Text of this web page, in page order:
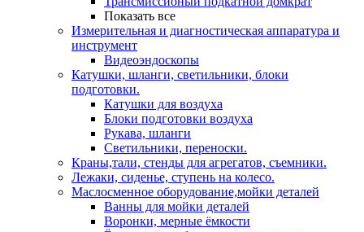
Показать все
Измерительная и диагностическая аппаратура и
инструмент
Видеоэндоскопы
Катушки, шланги, светильники, блоки
подготовки.
Катушки для воздуха
Блоки подготовки воздуха
Рукава, шланги
Светильники, переноски.
Краны,тали, стенды для агрегатов, съемники.
Лежаки, сиденье, ступень на колесо.
Маслосменное оборудование,мойки деталей
Ванны для мойки деталей
Воронки, мерные ёмкости